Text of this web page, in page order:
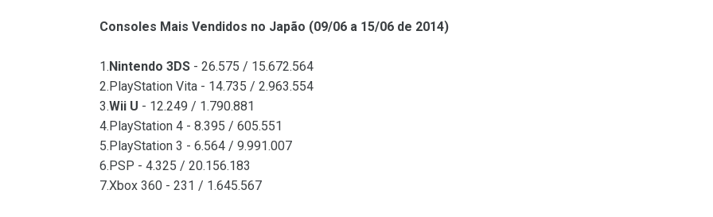
Consoles Mais Vendidos no Japão (09/06 a 15/06 de 2014)
1.Nintendo 3DS - 26.575 / 15.672.564
2.PlayStation Vita - 14.735 / 2.963.554
3.Wii U - 12.249 / 1.790.881
4.PlayStation 4 - 8.395 / 605.551
5.PlayStation 3 - 6.564 / 9.991.007
6.PSP - 4.325 / 20.156.183
7.Xbox 360 - 231 / 1.645.567